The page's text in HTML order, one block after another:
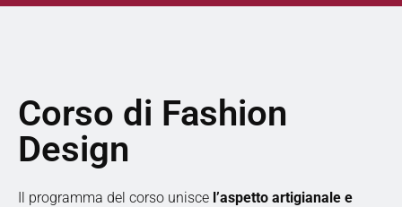
Corso di Fashion
Design
Il programma del corso unisce l’aspetto artigianale e